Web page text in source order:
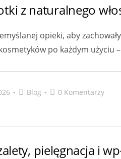
z naturalnego
opieki, aby
po każdym użyciu
PostBlog
Post0 Komentarzy
pielęgnacja i